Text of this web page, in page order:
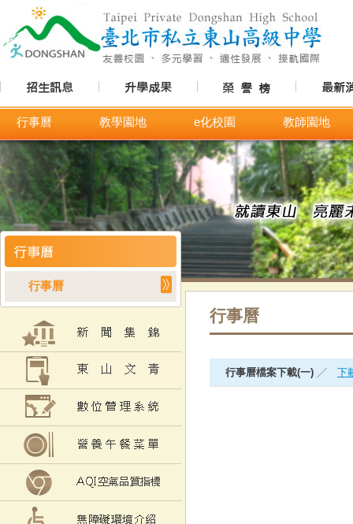
行事曆 教學園地 e化校園 教師園地
行事曆
行事曆
行事曆檔案下載(一) ╱ 下